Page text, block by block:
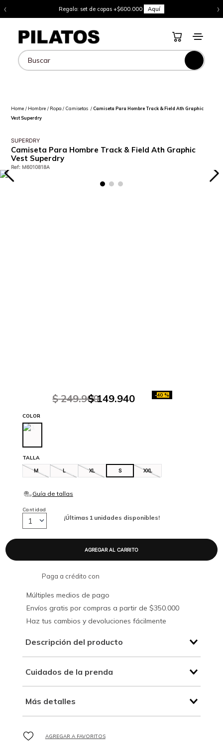
‹ Regalo: set de copas +$600.000 Aquí ›
Buscar
Hombre Ropa Camisetas
Camiseta Para Hombre Track & Field Ath Graphic
Vest Superdry
SUPERDRY
Camiseta Para Hombre Track & Field Ath Graphic
Vest Superdry
Ref: M6010818A
$ 249.900
$ 149.940 -40 %
TALLA
M L XL S XXL
COLOR
¡Últimas 1 unidades disponibles!
Cantidad
1
Paga a crédito con
Múltiples medios de pago
Envíos gratis por compras a partir de $350.000
Haz tus cambios y devoluciones fácilmente
Descripción del producto
Cuidados de la prenda
Más detalles